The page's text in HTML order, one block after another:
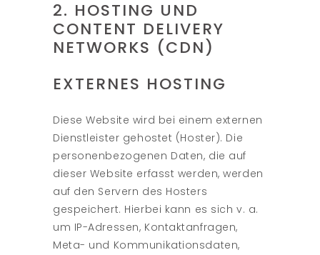
2. HOSTING UND
CONTENT DELIVERY
NETWORKS (CDN)
EXTERNES HOSTING
Diese Website wird bei einem externen
Dienstleister gehostet (Hoster). Die
personenbezogenen Daten, die auf
dieser Website erfasst werden, werden
auf den Servern des Hosters
gespeichert. Hierbei kann es sich v. a.
um IP-Adressen, Kontaktanfragen,
Meta- und Kommunikationsdaten,